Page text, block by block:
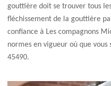
gouttière doit se trouver tous
fléchissement de la gouttière
confiance à Les compagnons
normes en vigueur où que vous
45490.